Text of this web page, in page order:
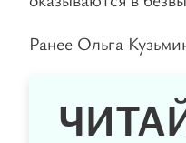
Ранее Ольга